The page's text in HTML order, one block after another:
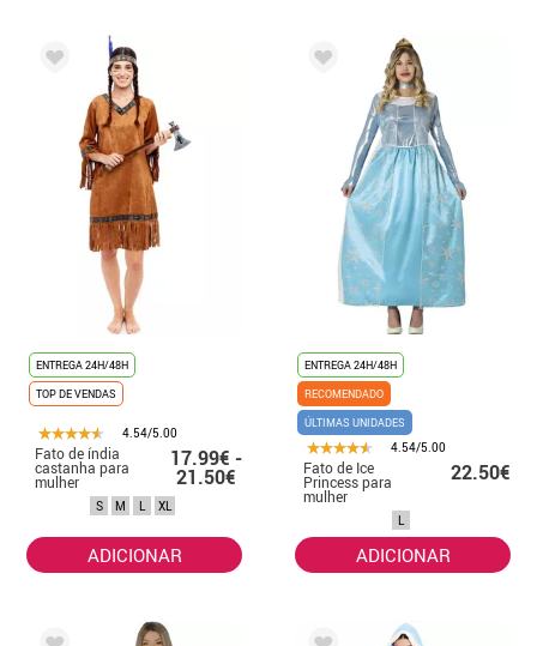
ENTREGA 24H/48H
TOP DE VENDAS
4.54/5.00
Fato de índia
castanha para
mulher
17.99€ -
21.50€
S M L XL
ADICIONAR
ENTREGA 24H/48H
RECOMENDADO
ÚLTIMAS UNIDADES
4.54/5.00
Fato de Ice
Princess para
mulher
22.50€
L
ADICIONAR